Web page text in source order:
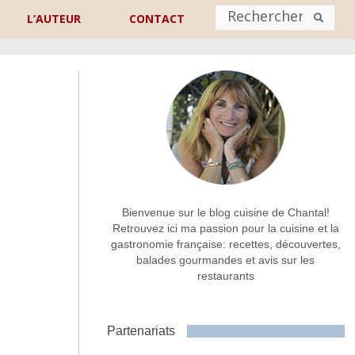
L’AUTEUR CONTACT
Nom
Commentaire ou message *
Bienvenue sur le blog cuisine de Chantal!
Retrouvez ici ma passion pour la cuisine et la
gastronomie française: recettes, découvertes,
balades gourmandes et avis sur les
restaurants
Partenariats